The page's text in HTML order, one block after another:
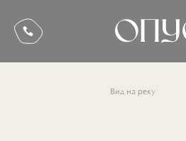
Вид на реку